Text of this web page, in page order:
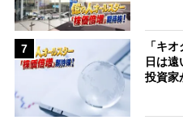
7
「キ
日は
投資